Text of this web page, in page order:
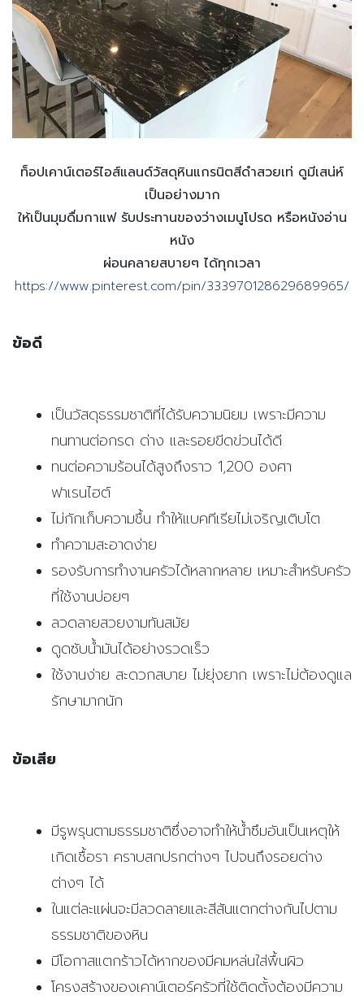
ท็อปเคาน์เตอร์ไอส์แลนด์วัสดุหินแกรนิตสีดำสวยเท่ ดูมีเสน่ห์
เป็นอย่างมาก
ให้เป็นมุมดื่มกาแฟ รับประทานของว่างเมนูโปรด หรือหนังอ่าน
หนัง
ผ่อนคลายสบายๆ ได้ทุกเวลา
https://www.pinterest.com/pin/333970128629689965/
ข้อดี
เป็นวัสดุธรรมชาติที่ได้รับความนิยม เพราะมีความ
ทนทานต่อกรด ด่าง และรอยขีดข่วนได้ดี
ทนต่อความร้อนได้สูงถึงราว 1,200 องศา
ฟาเรนไฮต์
ไม่กักเก็บความชื้น ทำให้แบคทีเรียไม่เจริญเติบโต
ทำความสะอาดง่าย
รองรับการทำงานครัวได้หลากหลาย เหมาะสำหรับครัว
ที่ใช้งานบ่อยๆ
ลวดลายสวยงามทันสมัย
ดูดซับน้ำมันได้อย่างรวดเร็ว
ใช้งานง่าย สะดวกสบาย ไม่ยุ่งยาก เพราะไม่ต้องดูแล
รักษามากนัก
ข้อเสีย
มีรูพรุนตามธรรมชาติซึ่งอาจทำให้น้ำซึมอันเป็นเหตุให้
เกิดเชื้อรา คราบสกปรกต่างๆ ไปจนถึงรอยด่าง
ต่างๆ ได้
ในแต่ละแผ่นจะมีลวดลายและสีสันแตกต่างกันไปตาม
ธรรมชาติของหิน
มีโอกาสแตกร้าวได้หากของมีคมหล่นใส่พื้นผิว
โครงสร้างของเคาน์เตอร์ครัวที่ใช้ติดตั้งต้องมีความ